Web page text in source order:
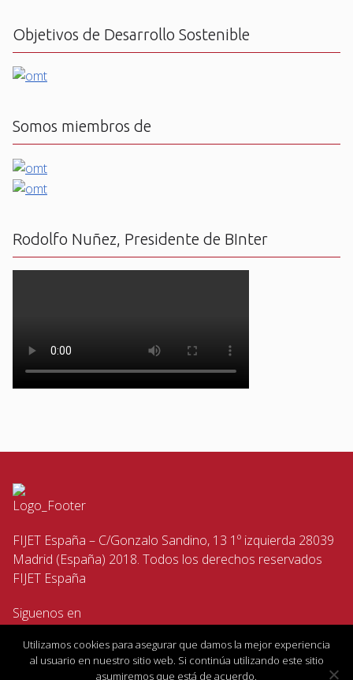
Objetivos de Desarrollo Sostenible
Somos miembros de
Rodolfo Nuñez, Presidente de BInter
FIJET España – C/Gonzalo Sandino, 13 1º izquierda 28039
Madrid (España) 2018. Todos los derechos reservados
FIJET España
Siguenos en
Utilizamos cookies para asegurar que damos la mejor experiencia
al usuario en nuestro sitio web. Si continúa utilizando este sitio
asumiremos que está de acuerdo.